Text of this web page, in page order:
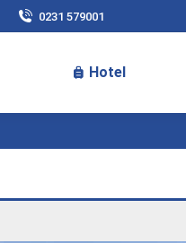
0231 579001
Hotel